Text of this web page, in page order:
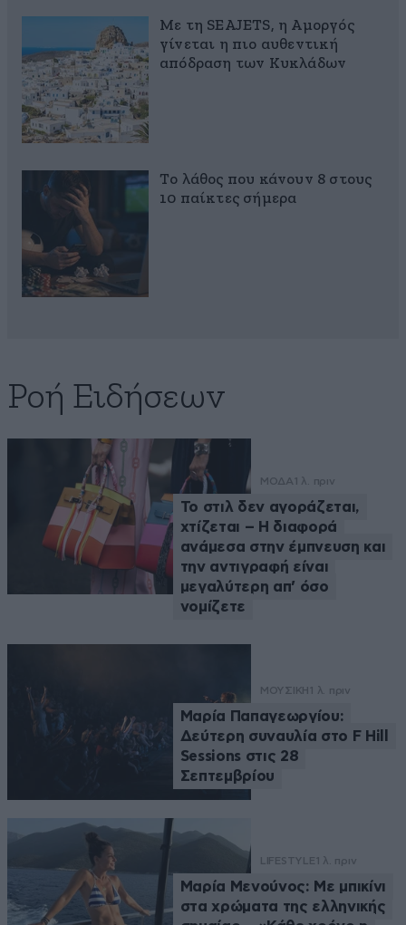
Με τη SEAJETS, η Αμοργός
γίνεται η πιο αυθεντική
απόδραση των Κυκλάδων
Το λάθος που κάνουν 8 στους
10 παίκτες σήμερα
Ροή Ειδήσεων
ΜΟΔΑ 1 λ. πριν
Το στιλ δεν αγοράζεται,
χτίζεται – Η διαφορά
ανάμεσα στην έμπνευση και
την αντιγραφή είναι
μεγαλύτερη απ’ όσο
νομίζετε
ΜΟΥΣΙΚΗ 1 λ. πριν
Μαρία Παπαγεωργίου:
Δεύτερη συναυλία στο F Hill
Sessions στις 28
Σεπτεμβρίου
LIFESTYLE 1 λ. πριν
Μαρία Μενούνος: Με μπικίνι
στα χρώματα της ελληνικής